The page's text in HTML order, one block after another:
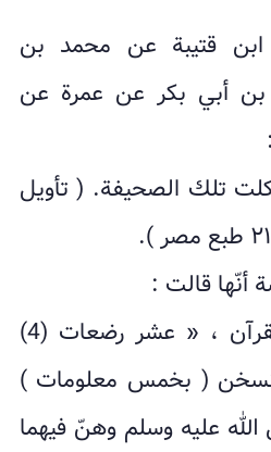
قتیبة عن محمد بن
أبي بکر عن عمرة عن
تلك الصحیفة. ( تأویل
أنّها قالت :
کان فيما أنزل من القرآن ، « عشر رضعات (4)
( بخمس معلومات )
علیه وسلم وهنّ فيهما